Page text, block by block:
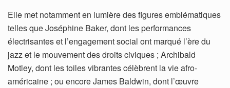
Elle met notamment en lumière des figures emblématiques
telles que Joséphine Baker, dont les performances
électrisantes et l’engagement social ont marqué l’ère du
jazz et le mouvement des droits civiques ; Archibald
Motley, dont les toiles vibrantes célèbrent la vie afro-
américaine ; ou encore James Baldwin, dont l’œuvre